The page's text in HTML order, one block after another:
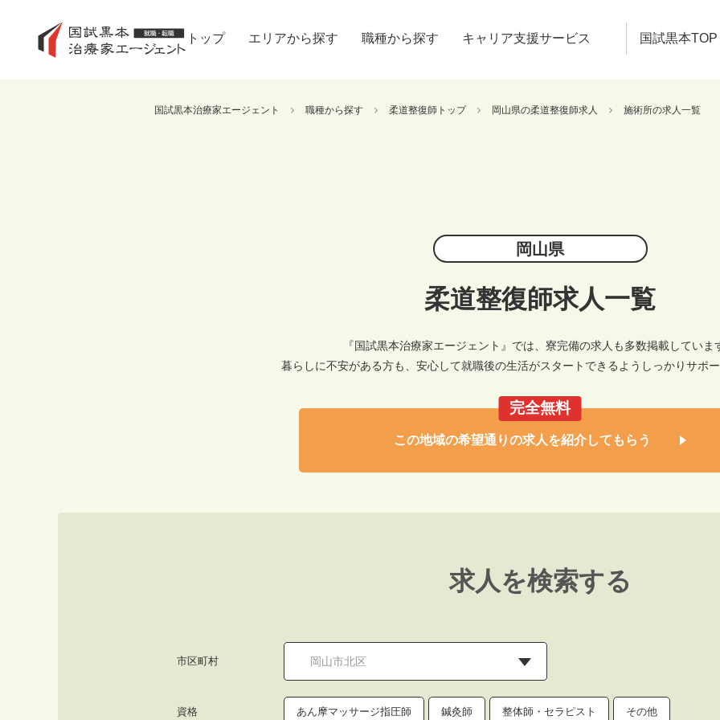
トップ エリアから探す 職種から探す キャリア支援サービス 国試黒本TOP
国試黒本治療家エージェント 職種から探す 柔道整復師トップ 岡山県の柔道整復師求人 施術所の求人一覧
岡山県
柔道整復師求人一覧
『国試黒本治療家エージェント』では、寮完備の求人も多数掲載していま
暮らしに不安がある方も、安心して就職後の生活がスタートできるようしっかりサポー
完全無料
この地域の希望通りの求人を紹介してもらう
求人を検索する
市区町村
資格 あん摩マッサージ指圧師 鍼灸師 整体師・セラピスト その他